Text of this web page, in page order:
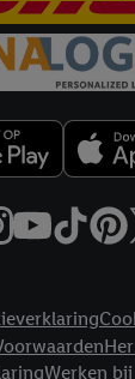
Werken